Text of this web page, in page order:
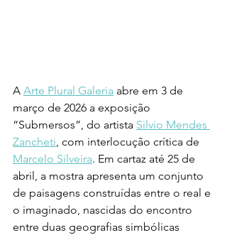
A Arte Plural Galeria abre em 3 de
março de 2026 a exposição
“Submersos”, do artista Silvio Mendes
Zancheti, com interlocução crítica de
Marcelo Silveira. Em cartaz até 25 de
abril, a mostra apresenta um conjunto
de paisagens construídas entre o real e
o imaginado, nascidas do encontro
entre duas geografias simbólicas